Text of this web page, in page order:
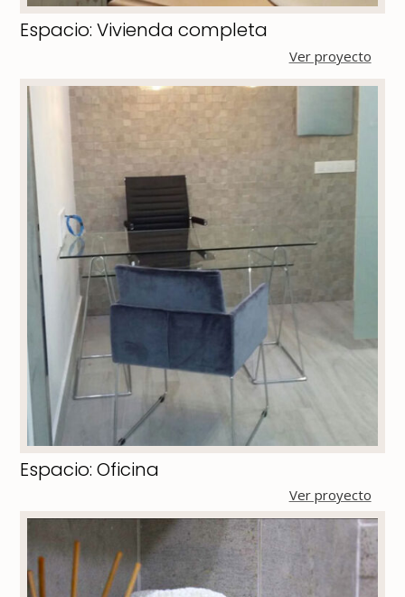
Espacio: Vivienda completa
Ver proyecto
Espacio: Oficina
Ver proyecto